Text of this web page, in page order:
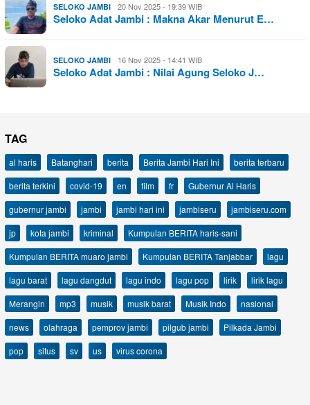
SELOKO JAMBI 20 Nov 2025 - 19:39 WIB
Seloko Adat Jambi : Makna Akar Menurut E…
SELOKO JAMBI 16 Nov 2025 - 14:41 WIB
Seloko Adat Jambi : Nilai Agung Seloko J…
TAG
al haris Batanghari berita Berita Jambi Hari Ini
berita terbaru
berita terkini
covid-19 en film fr
Gubernur Al Haris
gubernur jambi
jambi jambi hari ini jambiseru
jambiseru.com
jp
kota jambi kriminal
Kumpulan BERITA haris-sani
Kumpulan BERITA muaro jambi
Kumpulan BERITA Tanjabbar
lagu
lagu barat
lagu dangdut lagu indo lagu pop lirik
lirik lagu
Merangin
mp3 musik musik barat Musik Indo
nasional
news
olahraga pemprov jambi pilgub jambi
Pilkada Jambi
pop
situs sv us virus corona